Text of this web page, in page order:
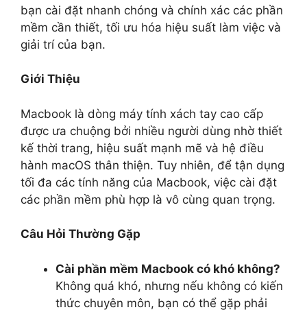
bạn cài đặt nhanh chóng và chính xác các phần
mềm cần thiết, tối ưu hóa hiệu suất làm việc và
giải trí của bạn.
Giới Thiệu
Macbook là dòng máy tính xách tay cao cấp
được ưa chuộng bởi nhiều người dùng nhờ thiết
kế thời trang, hiệu suất mạnh mẽ và hệ điều
hành macOS thân thiện. Tuy nhiên, để tận dụng
tối đa các tính năng của Macbook, việc cài đặt
các phần mềm phù hợp là vô cùng quan trọng.
Câu Hỏi Thường Gặp
Cài phần mềm Macbook có khó không?
Không quá khó, nhưng nếu không có kiến
thức chuyên môn, bạn có thể gặp phải